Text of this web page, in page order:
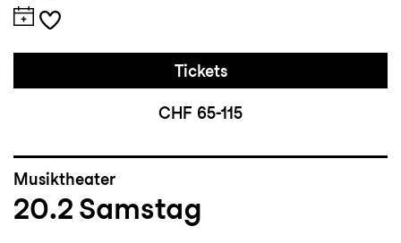
Tickets
CHF 65-115
Musiktheater
20.2 Samstag